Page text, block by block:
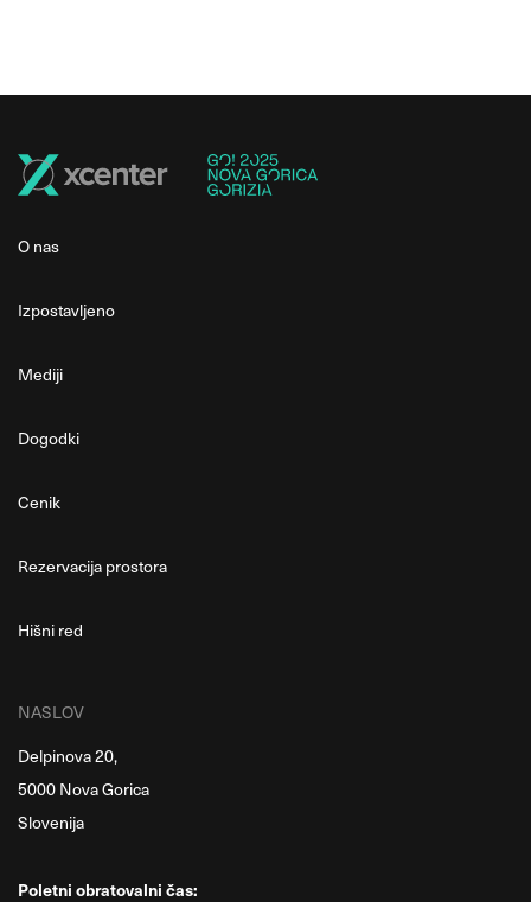
O nas
Izpostavljeno
Mediji
Dogodki
Cenik
Rezervacija prostora
Hišni red
NASLOV
Delpinova 20,
5000 Nova Gorica
Slovenija
Poletni obratovalni čas: